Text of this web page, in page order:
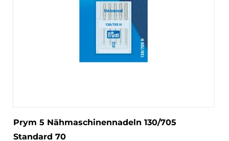
Prym 5 Nähmaschinennadeln 130/705
Standard 70